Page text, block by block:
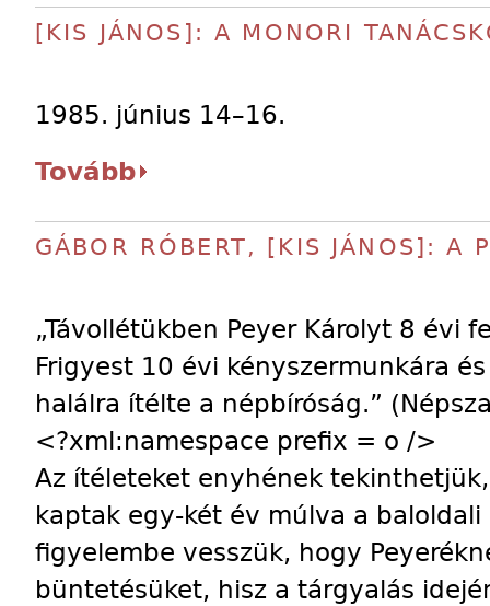
[KIS JÁNOS]: A MONORI
1985. június 14–16.
Tovább
GÁBOR RÓBERT, [KIS JÁNOS]: A
„Távollétükben Peyer Károlyt 8 évi
Frigyest 10 évi kényszermunkára
halálra ítélte a népbíróság.”
<?xml:namespace prefix = o />
Az ítéleteket enyhének
kaptak egy-két év múlva a
figyelembe vesszük, hogy
büntetésüket, hisz a tárgyalás